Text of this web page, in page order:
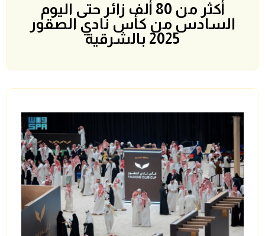
أكثر من 80 ألف زائر حتى اليوم
السادس من كأس نادي الصقور
2025 بالشرقية